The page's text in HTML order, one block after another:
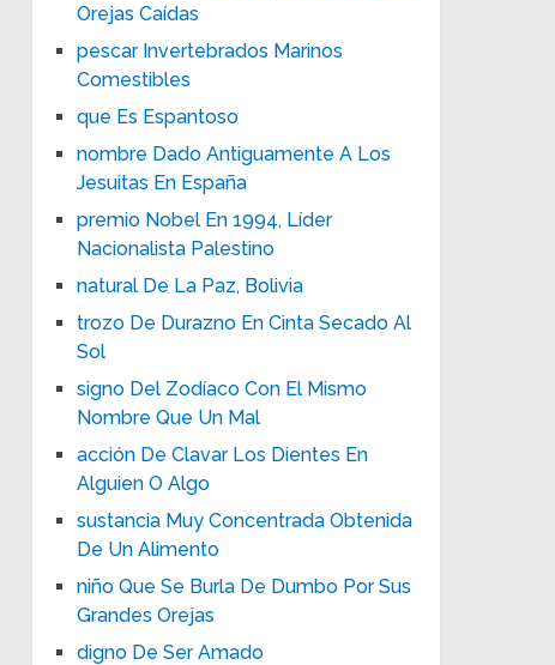
Orejas Caídas
pescar Invertebrados Marinos
Comestibles
que Es Espantoso
nombre Dado Antiguamente A Los
Jesuitas En España
premio Nobel En 1994, Líder
Nacionalista Palestino
natural De La Paz, Bolivia
trozo De Durazno En Cinta Secado Al
Sol
signo Del Zodíaco Con El Mismo
Nombre Que Un Mal
acción De Clavar Los Dientes En
Alguien O Algo
sustancia Muy Concentrada Obtenida
De Un Alimento
niño Que Se Burla De Dumbo Por Sus
Grandes Orejas
digno De Ser Amado